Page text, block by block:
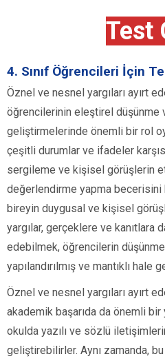
Test
4. Sınıf Öğrencileri İçin
Öznel ve nesnel yargıları ayırt
öğrencilerinin eleştirel düşünme
geliştirmelerinde önemli bir rol
çeşitli durumlar ve ifadeler
sergileme ve kişisel görüşlerin
değerlendirme yapma becerisini
bireyin duygusal ve kişisel
yargılar, gerçeklere ve kanıtlara
edebilmek, öğrencilerin
yapılandırılmış ve mantıklı hale
Öznel ve nesnel yargıları ayırt
akademik başarıda da önemli
okulda yazılı ve sözlü
geliştirebilirler. Aynı zamanda,